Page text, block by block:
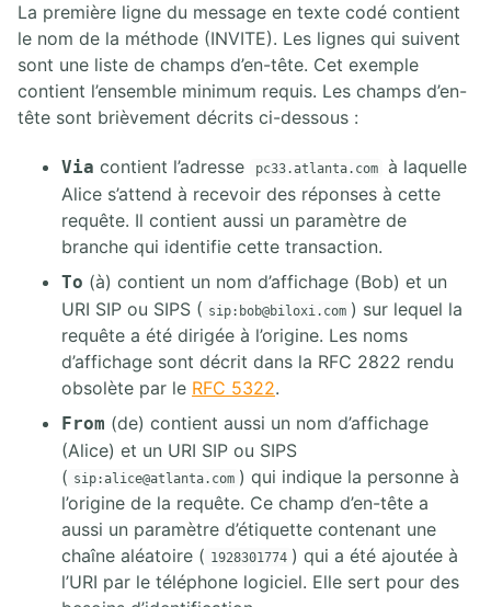
La première ligne du message en texte codé contient
le nom de la méthode (INVITE). Les lignes qui suivent
sont une liste de champs d’en-tête. Cet exemple
contient l’ensemble minimum requis. Les champs d’en-
tête sont brièvement décrits ci-dessous :
Via contient l’adresse pc33.atlanta.com
à laquelle
Alice s’attend à recevoir des réponses à cette
requête. Il contient aussi un paramètre de
branche qui identifie cette transaction.
To (à) contient un nom d’affichage (Bob) et un
URI SIP ou SIPS ( sip:bob@biloxi.com ) sur lequel la
requête a été dirigée à l’origine. Les noms
d’affichage sont décrit dans la RFC 2822 rendu
obsolète par le RFC 5322.
From (de) contient aussi un nom d’affichage
(Alice) et un URI SIP ou SIPS
( sip:alice@atlanta.com ) qui indique la personne à
l’origine de la requête. Ce champ d’en-tête a
aussi un paramètre d’étiquette contenant une
chaîne aléatoire ( 1928301774 ) qui a été ajoutée à
l’URI par le téléphone logiciel. Elle sert pour des